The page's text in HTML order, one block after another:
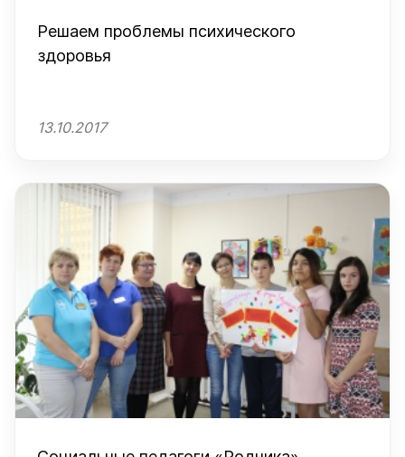
Решаем проблемы психического
здоровья
13.10.2017